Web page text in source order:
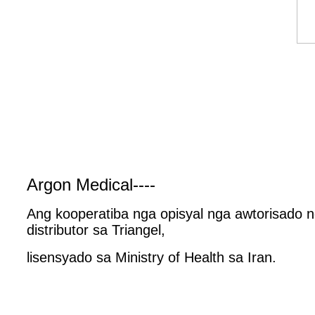
Ang kooperatiba nga opisyal nga awtorisado
distributor sa Triangel,
lisensyado sa Ministry of Health sa Iran.